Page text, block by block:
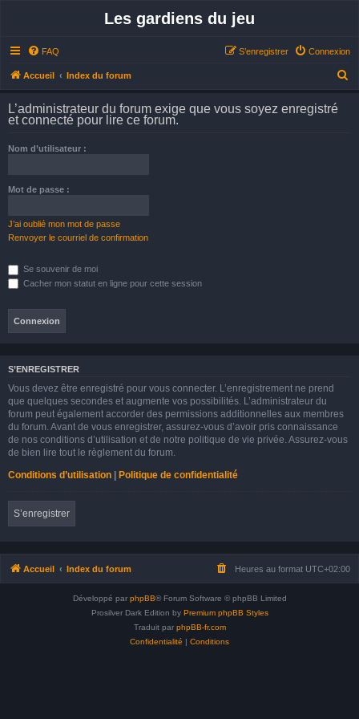
Les gardiens du jeu
FAQ Connexion
S’enregistrer
Accueil Index du forum
L’administrateur du forum exige que vous soyez enregistré
et connecté pour lire ce forum.
Nom d’utilisateur :
Mot de passe :
J’ai oublié mon mot de passe
Renvoyer le courriel de confirmation
Se souvenir de moi
Cacher mon statut en ligne pour cette session
S’ENREGISTRER
Vous devez être enregistré pour vous connecter. L’enregistrement ne prend
que quelques secondes et augmente vos possibilités. L’administrateur du
forum peut également accorder des permissions additionnelles aux membres
du forum. Avant de vous enregistrer, assurez-vous d’avoir pris connaissance
de nos conditions d’utilisation et de notre politique de vie privée. Assurez-vous
de bien lire tout le règlement du forum.
Conditions d’utilisation | Politique de confidentialité
S’enregistrer
Accueil Index du forum Heures au format UTC+02:00
Développé par phpBB® Forum Software © phpBB Limited
Prosilver Dark Edition by Premium phpBB Styles
Traduit par phpBB-fr.com
Confidentialité | Conditions